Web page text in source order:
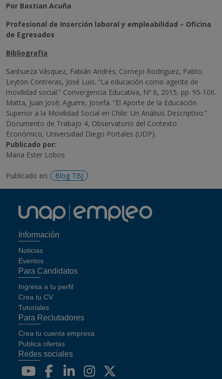
Por Bastian Acuña
Profesional de Inserción laboral y empleabilidad – Oficina
de Egresados
Bibliografía
Sanhueza Vásquez, Fabián Andrés; Cornejo Rodríguez, Pablo;
Leyton Contreras, José Luis. “La educación como agente de
movilidad social.” Convergencia Educativa, Nº 6, 2015, pp. 95-106.
Matta, Juan José; Aguirre, Josefa. “El Aporte de la Educación
Superior a la Movilidad Social en Chile: Un Análisis Descriptivo.”
Documento de Trabajo 4, Observatorio del Contexto
Económico, Universidad Diego Portales (UDP).
Publicado por:
Maria Ester Lobos
Publicado en: Blog TBJ
Información
Noticias
Eventos
Para Candidatos
Ingresa a tu perfil
Crea tu CV
Tutoriales
Para Reclutadores
Crea tu cuenta empresa
Publica ofertas
Redes sociales